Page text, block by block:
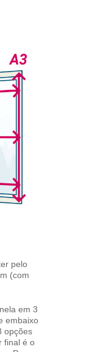
pelo
(com
em 3
embaixo
opções
final é o